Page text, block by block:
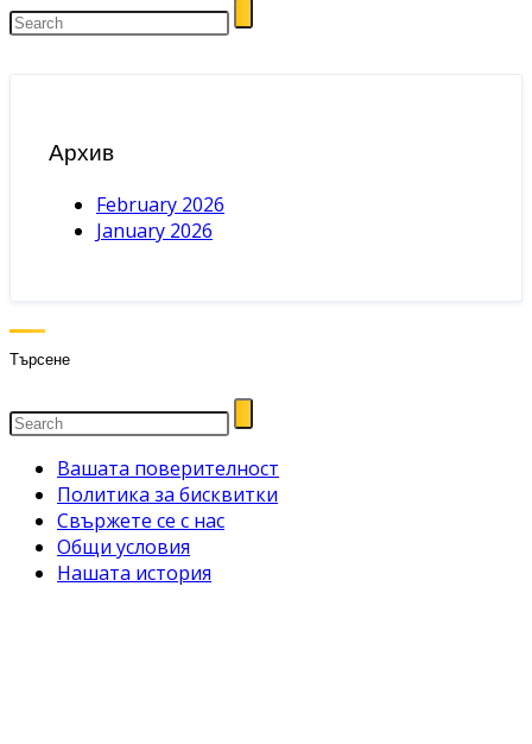
Архив
February 2026
January 2026
Търсене
Вашата поверителност
Политика за бисквитки
Свържете се с нас
Общи условия
Нашата история